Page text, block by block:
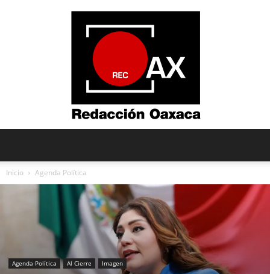
Oaxaca
Inicio Agenda Política
Agenda Política Al Cierre Imagen